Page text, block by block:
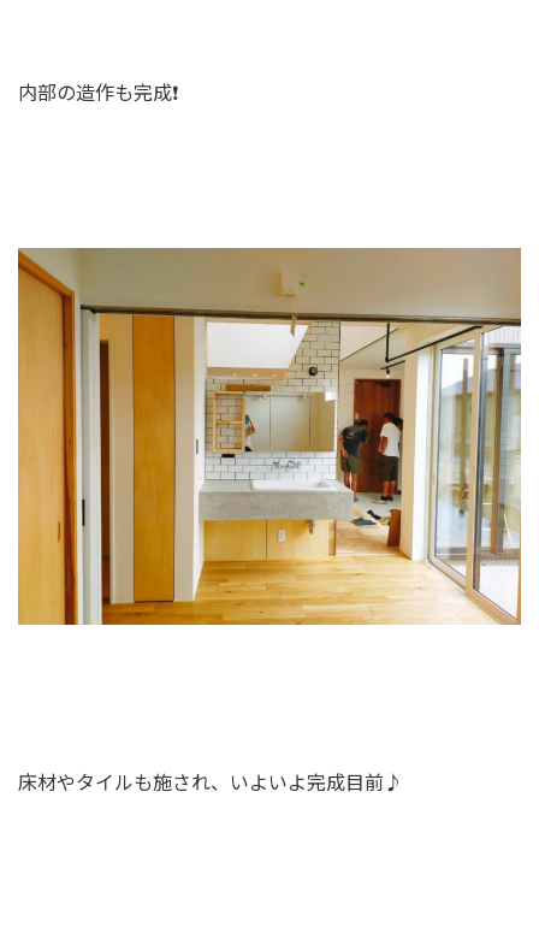
内部の造作も完成❗️
床材やタイルも施され、いよいよ完成目前♪